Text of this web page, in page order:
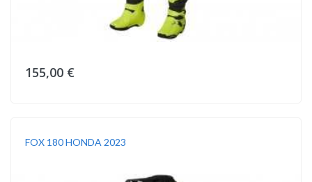
155,00 €
FOX 180 HONDA 2023